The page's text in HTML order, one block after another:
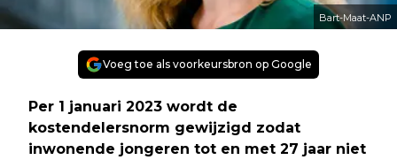
Bart-Maat-ANP
Voeg toe als voorkeursbron op Google
Per 1 januari 2023 wordt de
kostendelersnorm gewijzigd zodat
inwonende jongeren tot en met 27 jaar niet